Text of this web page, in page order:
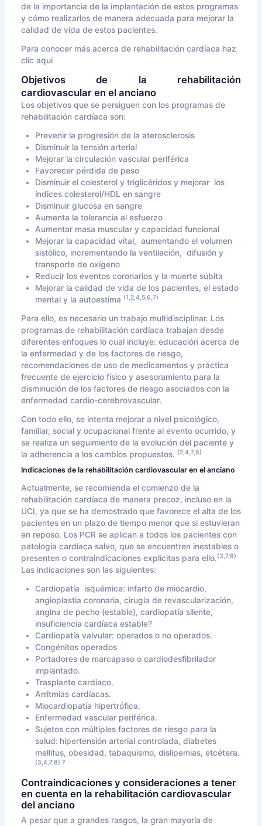
de la importancia de la implantación de estos programas
y cómo realizarlos de manera adecuada para mejorar la
calidad de vida de estos pacientes.
Para conocer más acerca de rehabilitación cardíaca haz
clic aquí
Objetivos de la rehabilitación
cardiovascular en el anciano
Los objetivos que se persiguen con los programas de
rehabilitación cardíaca son:
Prevenir la progresión de la aterosclerosis
Disminuir la tensión arterial
Mejorar la circulación vascular periférica
Favorecer pérdida de peso
Disminuir el colesterol y triglicéridos y mejorar los
índices colesterol/HDL en sangre
Disminuir glucosa en sangre
Aumenta la tolerancia al esfuerzo
Aumentar masa muscular y capacidad funcional
Mejorar la capacidad vital, aumentando el volumen
sistólico, incrementando la ventilación, difusión y
transporte de oxígeno
Reducir los eventos coronarios y la muerte súbita
Mejorar la calidad de vida de los pacientes, el estado
mental y la autoestima (1,2,4,5,6,7)
Para ello, es necesario un trabajo multidisciplinar. Los
programas de rehabilitación cardíaca trabajan desde
diferentes enfoques lo cual incluye: educación acerca de
la enfermedad y de los factores de riesgo,
recomendaciones de uso de medicamentos y práctica
frecuente de ejercicio físico y asesoramiento para la
disminución de los factores de riesgo asociados con la
enfermedad cardio-cerebrovascular.
Con todo ello, se intenta mejorar a nivel psicológico,
familiar, social y ocupacional frente al evento ocurrido, y
se realiza un seguimiento de la evolución del paciente y
la adherencia a los cambios propuestos. (2,4,7,8)
Indicaciones de la rehabilitación cardiovascular en el anciano
Actualmente, se recomienda el comienzo de la
rehabilitación cardíaca de manera precoz, incluso en la
UCI, ya que se ha demostrado que favorece el alta de los
pacientes en un plazo de tiempo menor que si estuvieran
en reposo. Los PCR se aplican a todos los pacientes con
patología cardíaca salvo, que se encuentren inestables o
presenten o contraindicaciones explícitas para ello.(3,7,8)
Las indicaciones son las siguientes:
Cardiopatía
isquémica: infarto de miocardio,
angioplastia coronaria, cirugía de revascularización,
angina de pecho (estable), cardiopatía silente,
insuficiencia cardíaca estable?
Cardiopatía valvular: operados o no operados.
Congénitos operados
Portadores de marcapaso o cardiodesfibrilador
implantado.
Trasplante cardíaco.
Arritmias cardíacas.
Miocardiopatía hipertrófica.
Enfermedad vascular periférica.
Sujetos con múltiples factores de riesgo para la
salud: hipertensión arterial controlada, diabetes
mellitus, obesidad, tabaquismo, dislipemias, etcétera.
(3,4,7,8) ?
Contraindicaciones y consideraciones a tener
en cuenta en la rehabilitación cardiovascular
del anciano
A pesar que a grandes rasgos, la gran mayoría de